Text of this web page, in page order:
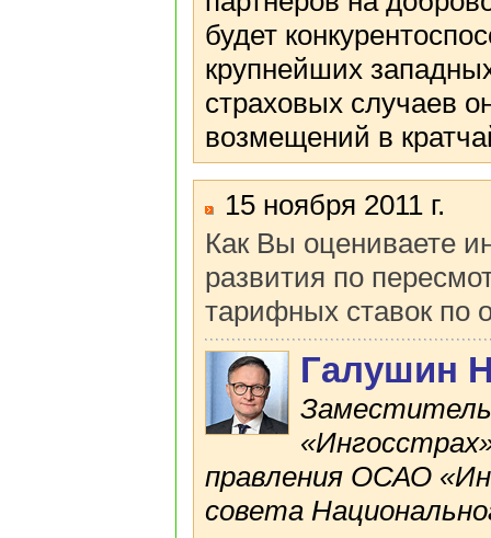
будет
крупнейших
страховых случаев
возмещений в
15 ноября 2011 г.
Как Вы оцениваете
развития по
тарифных ставок по
Галушин
правления ОСАО
совета